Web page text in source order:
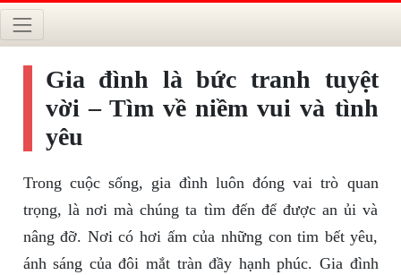
Gia đình là bức tranh tuyệt
vời – Tìm về niềm vui và tình
yêu
Trong cuộc sống, gia đình luôn đóng vai trò quan
trọng, là nơi mà chúng ta tìm đến để được an ủi và
nâng đỡ. Nơi có hơi ấm của những con tim bết yêu,
ánh sáng của đôi mắt tràn đầy hạnh phúc. Gia đình